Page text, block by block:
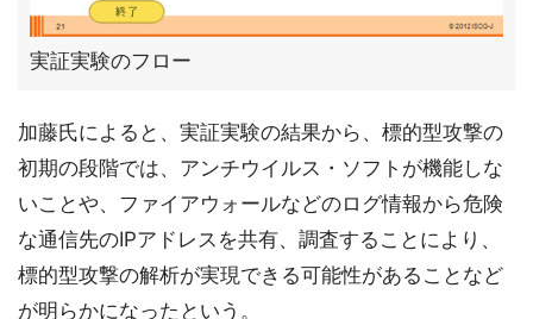
実証実験のフロー
加藤氏によると、実証実験の結果から、標的型攻撃の
初期の段階では、アンチウイルス・ソフトが機能しな
いことや、ファイアウォールなどのログ情報から危険
な通信先のIPアドレスを共有、調査することにより、
標的型攻撃の解析が実現できる可能性があることなど
が明らかになったという。